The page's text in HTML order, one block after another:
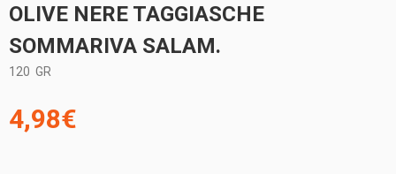
OLIVE NERE TAGGIASCHE
SOMMARIVA SALAM.
120 GR
4,98€